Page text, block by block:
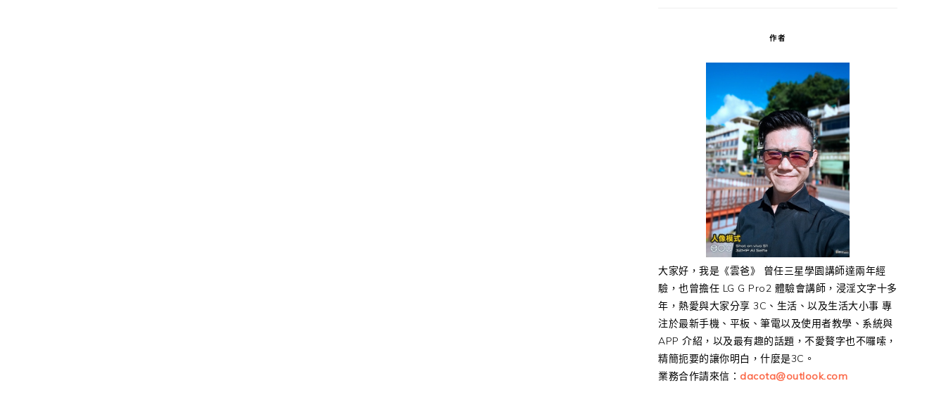
作者
大家好，我是《雲爸》 曾任三星學園講師達兩年經
驗，也曾擔任 LG G Pro2 體驗會講師，浸淫文字十多
年，熱愛與大家分享 3C、生活、以及生活大小事 專
注於最新手機、平板、筆電以及使用者教學、系統與
APP 介紹，以及最有趣的話題，不愛贅字也不囉嗦，
精簡扼要的讓你明白，什麼是3C。
業務合作請來信： dacota@outlook.com